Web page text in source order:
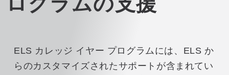
ELS カレッジ イヤー プログラムには、ELS か
らのカスタマイズされたサポートが含まれてい